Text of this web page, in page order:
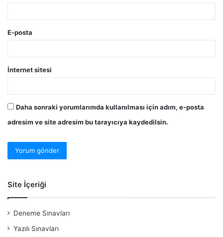
E-posta
İnternet sitesi
Daha sonraki yorumlarımda kullanılması için adım, e-posta
adresim ve site adresim bu tarayıcıya kaydedilsin.
Site İçeriği
Deneme Sınavları
Yazılı Sınavları